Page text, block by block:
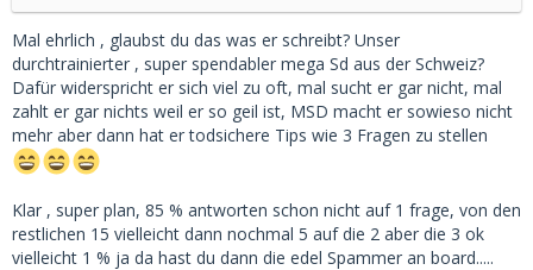
Mal ehrlich , glaubst du das was er schreibt? Unser
durchtrainierter , super spendabler mega Sd aus der Schweiz?
Dafür widerspricht er sich viel zu oft, mal sucht er gar nicht, mal
zahlt er gar nichts weil er so geil ist, MSD macht er sowieso nicht
mehr aber dann hat er todsichere Tips wie 3 Fragen zu stellen
Klar , super plan, 85 % antworten schon nicht auf 1 frage, von den
restlichen 15 vielleicht dann nochmal 5 auf die 2 aber die 3 ok
vielleicht 1 % ja da hast du dann die edel Spammer an board.....